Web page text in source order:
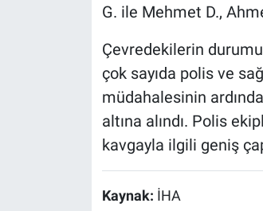
G. ile Mehmet D.,
Çevredekilerin
çok sayıda polis ve
müdahalesinin
altına alındı. Polis
kavgayla ilgili geniş
Kaynak: İHA